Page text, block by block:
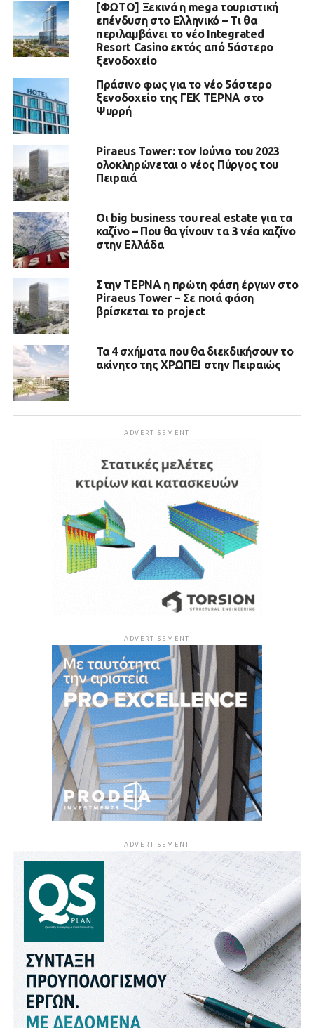
[ΦΩΤΟ] Ξεκινά η mega τουριστική
επένδυση στο Ελληνικό – Τι θα
περιλαμβάνει το νέο Integrated
Resort Casino εκτός από 5άστερο
ξενοδοχείο
Πράσινο φως για το νέο 5άστερο
ξενοδοχείο της ΓΕΚ ΤΕΡΝΑ στο
Ψυρρή
Piraeus Tower: τον Ιούνιο του 2023
ολοκληρώνεται ο νέος Πύργος του
Πειραιά
Οι big business του real estate για τα
καζίνο – Που θα γίνουν τα 3 νέα καζίνο
στην Ελλάδα
Στην ΤΕΡΝΑ η πρώτη φάση έργων στο
Piraeus Tower – Σε ποιά φάση
βρίσκεται το project
Τα 4 σχήματα που θα διεκδικήσουν το
ακίνητο της ΧΡΩΠΕΙ στην Πειραιώς
ADVERTISEMENT
ADVERTISEMENT
ADVERTISEMENT